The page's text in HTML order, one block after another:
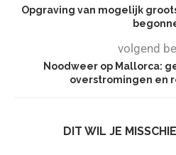
Opgraving van mogelijk
volgend
Noodweer op Mallorca:
overstromingen en
DIT WIL JE